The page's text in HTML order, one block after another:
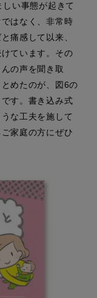
い事態が起きて
はなく、非常時
痛感して以来、
ています。その
の声を聞き取
めたのが、図6の
す。書き込み式
な工夫を施して
家庭の方にぜひ